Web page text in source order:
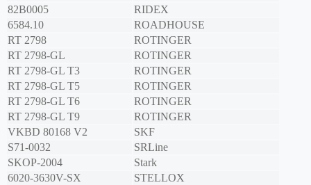
82B0005
RIDEX
6584.10
ROADHOUSE
RT 2798
ROTINGER
RT 2798-GL
ROTINGER
RT 2798-GL T3
ROTINGER
RT 2798-GL T5
ROTINGER
RT 2798-GL T6
ROTINGER
RT 2798-GL T9
ROTINGER
VKBD 80168 V2
SKF
S71-0032
SRLine
SKOP-2004
Stark
6020-3630V-SX
STELLOX